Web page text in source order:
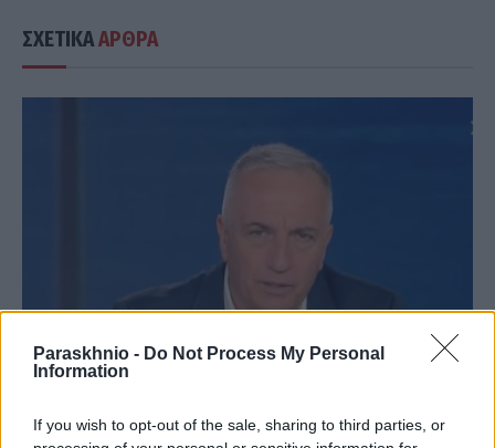
Paraskhnio - Do Not Process My Personal
Information
If you wish to opt-out of the sale, sharing to third parties, or
ΣΧΕΤΙΚΑΑΡΘΡΑ
ΠΟΛΙΤΙΚΉ